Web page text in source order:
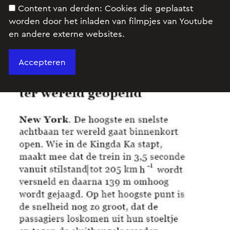
Lees het artikel in figuur 1.
Content van derden: Cookies die geplaatst
worden door het inladen van filmpjes van Youtube
en andere externe websites.